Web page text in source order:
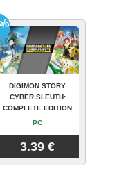
DIGIMON STORY
CYBER SLEUTH:
COMPLETE EDITION
PC
3.39 €